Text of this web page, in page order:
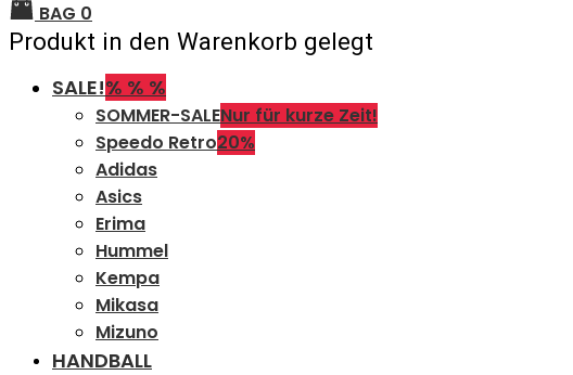
BAG 0
Produkt in den Warenkorb gelegt
SALE!% % %
SOMMER-SALENur für kurze Zeit!
Speedo Retro20%
Adidas
Asics
Erima
Hummel
Kempa
Mikasa
Mizuno
HANDBALL